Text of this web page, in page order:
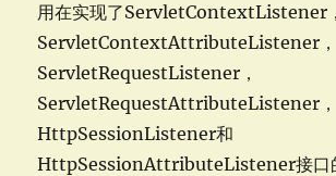
用在实现了ServletContextListener，
ServletContextAttributeListener，
ServletRequestListener，
ServletRequestAttributeListener，
HttpSessionListener和
HttpSessionAttributeListener接口